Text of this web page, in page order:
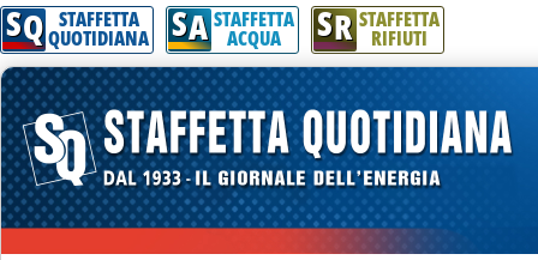
SQ STAFFETTA
QUOTIDIANA SA STAFFETTA
ACQUA SR STAFFETTA
RIFIUTI